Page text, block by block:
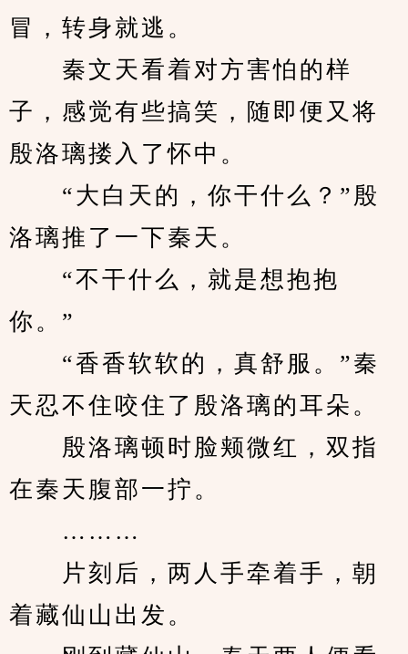
冒，转身就逃。
秦文天看着对方害怕的样
子，感觉有些搞笑，随即便又将
殷洛璃搂入了怀中。
“大白天的，你干什么？”殷
洛璃推了一下秦天。
“不干什么，就是想抱抱
你。”
“香香软软的，真舒服。”秦
天忍不住咬住了殷洛璃的耳朵。
殷洛璃顿时脸颊微红，双指
在秦天腹部一拧。
………
片刻后，两人手牵着手，朝
着藏仙山出发。